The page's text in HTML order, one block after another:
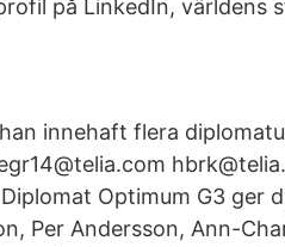
på LinkedIn, världens
innehaft flera
Optimum G3 ger
Per Andersson, Ann-